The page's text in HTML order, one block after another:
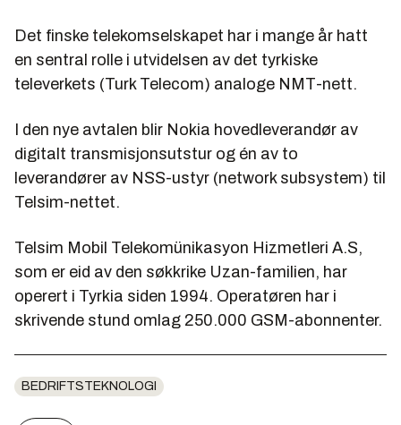
Det finske telekomselskapet har i mange år hatt
en sentral rolle i utvidelsen av det tyrkiske
televerkets (Turk Telecom) analoge NMT-nett.
I den nye avtalen blir Nokia hovedleverandør av
digitalt transmisjonsutstur og én av to
leverandører av NSS-ustyr (network subsystem) til
Telsim-nettet.
Telsim Mobil Telekomünikasyon Hizmetleri A.S,
som er eid av den søkkrike Uzan-familien, har
operert i Tyrkia siden 1994. Operatøren har i
skrivende stund omlag 250.000 GSM-abonnenter.
BEDRIFTSTEKNOLOGI